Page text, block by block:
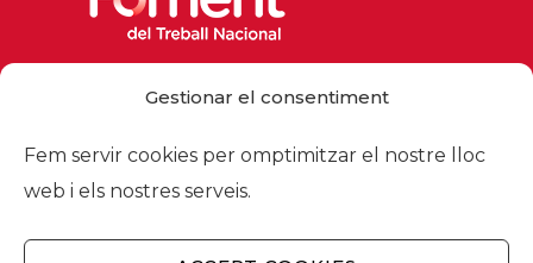
Gestionar el consentiment
Fem servir cookies per omptimitzar el nostre lloc
web i els nostres serveis.
foment@foment.com